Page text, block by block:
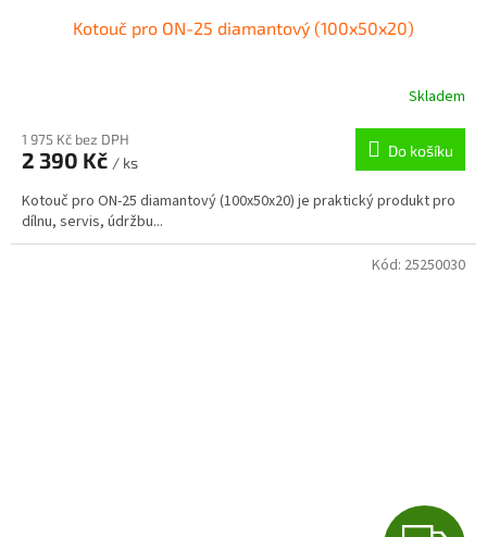
Kotouč pro ON-25 diamantový (100x50x20)
Skladem
1 975 Kč bez DPH
2 390 Kč / ks
Do košíku
Kotouč pro ON-25 diamantový (100x50x20) je praktický produkt pro
dílnu, servis, údržbu...
Kód: 25250030